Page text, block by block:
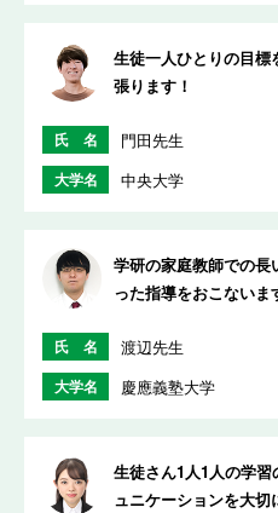
生徒一人ひとりの目標
張ります！
氏 名 門田先生
大学名 中央大学
学研の家庭教師での長
った指導をおこないま
氏 名 渡辺先生
大学名 慶應義塾大学
生徒さん1人1人の学
ュニケーションを大切